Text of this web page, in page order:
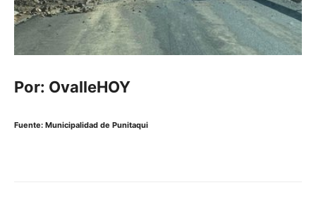
Por: OvalleHOY
Fuente: Municipalidad de Punitaqui